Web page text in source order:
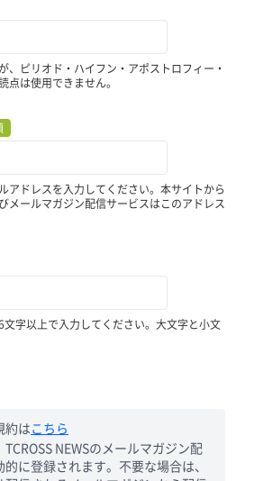
、ピリオド・ハイフン・アポストロフィー・
点は使用できません。
アドレスを入力してください。本サイトから
メールマガジン配信サービスはこのアドレス
文字以上で入力してください。大文字と小文
約は こちら
NEWSのメールマガジン配
に登録されます。不要な場合は、